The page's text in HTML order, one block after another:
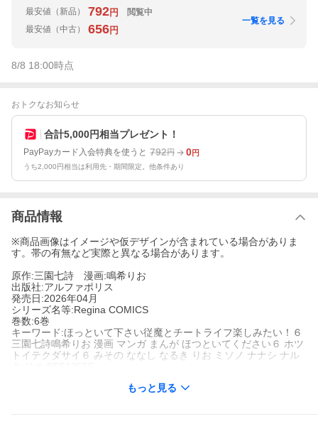
最安値 （新品） 792円
閲覧中
最安値 （中古） 656円
一覧を見る
8/8 18:00時点
おトクなお知らせ
合計5,000円相当プレゼント！
PayPayカード入会特典を使うと 792円 0円
うち2,000円相当は利用先・期間限定。他条件あり
商品情報
※商品画像はイメージや仮デザインが含まれている場合がありま
す。帯の有無など実際と異なる場合があります。
原作:三園七詩 漫画:鳴希りお
出版社:アルファポリス
発売日:2026年04月
シリーズ名等:Regina COMICS
巻数:6巻
キーワード:ほっといて下さい従魔とチートライフ楽しみたい！６
三園七詩鳴希りお 漫画 マンガ まんが ほつといてください６ ホツ
トイテクダサイ６ みその ななし なるき りお ミソノ ナナシ ナル
もっと見る